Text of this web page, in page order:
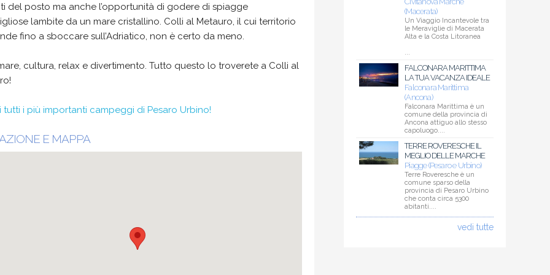
del posto ma anche l’opportunità di godere di spiagge
lambite da un mare cristallino. Colli al Metauro, il cui territorio
fino a sboccare sull’Adriatico, non è certo da meno.
cultura, relax e divertimento. Tutto questo lo troverete a Colli al
tutti i più importanti campeggi di Pesaro Urbino!
E MAPPA
(Macerata)
Un Viaggio Incantevole tra
le Meraviglie di Macerata
Alta e la Costa Litoranea
...
FALCONARA MARITTIMA
LA TUA VACANZA IDEALE
Falconara Marittima
(Ancona)
Falconara Marittima è un
comune della provincia di
Ancona attiguo allo stesso
capoluogo....
TERRE ROVERESCHE IL
MEGLIO DELLE MARCHE
Piagge (Pesaro e Urbino)
Terre Roveresche è un
comune sparso della
provincia di Pesaro Urbino
che conta circa 5300
abitanti....
vedi tutte